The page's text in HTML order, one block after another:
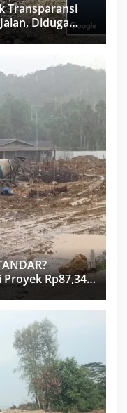
Transparansi
Diduga
Rp87,34
dan